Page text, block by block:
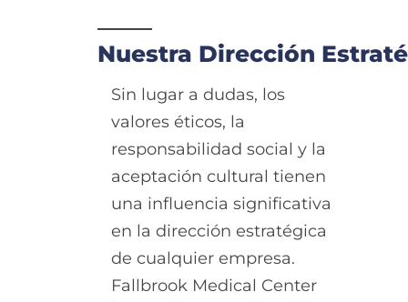
Nuestra Dirección
Sin lugar a dudas, los
valores éticos, la
responsabilidad social y la
aceptación cultural tienen
una influencia significativa
en la dirección estratégica
de cualquier empresa.
Fallbrook Medical Center